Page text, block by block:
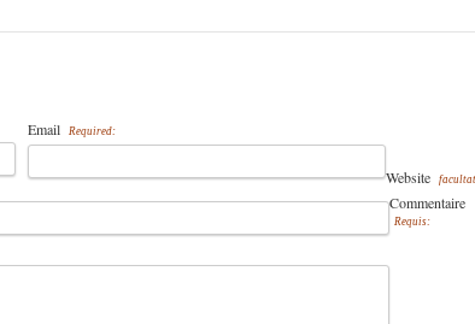
Email Required:
Website
Commentaire
Requis: